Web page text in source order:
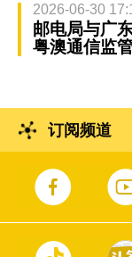
2026-06-30
邮电局与广
粤澳通信监
订阅频道